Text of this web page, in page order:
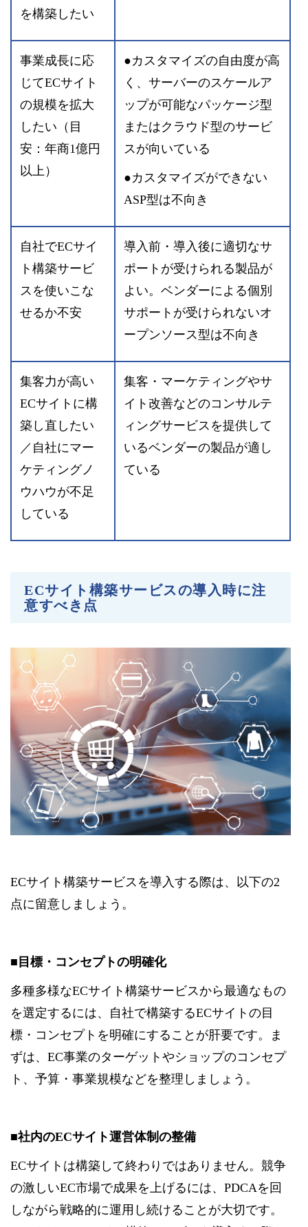
を構築したい
事業成長に応
じてECサイト
の規模を拡大
したい（目
安：年商1億円
以上）
●カスタマイズの自由度が高
く、サーバーのスケールア
ップが可能なパッケージ型
またはクラウド型のサービ
スが向いている
●カスタマイズができない
ASP型は不向き
自社でECサイ
ト構築サービ
スを使いこな
せるか不安
導入前・導入後に適切なサ
ポートが受けられる製品が
よい。ベンダーによる個別
サポートが受けられないオ
ープンソース型は不向き
集客力が高い
ECサイトに構
築し直したい
／自社にマー
ケティングノ
ウハウが不足
している
集客・マーケティングやサ
イト改善などのコンサルテ
ィングサービスを提供して
いるベンダーの製品が適し
ている
ECサイト構築サービスの導入時に注
意すべき点
ECサイト構築サービスを導入する際は、以下の2
点に留意しましょう。
■目標・コンセプトの明確化
多種多様なECサイト構築サービスから最適なもの
を選定するには、自社で構築するECサイトの目
標・コンセプトを明確にすることが肝要です。ま
ずは、EC事業のターゲットやショップのコンセプ
ト、予算・事業規模などを整理しましょう。
■社内のECサイト運営体制の整備
ECサイトは構築して終わりではありません。競争
の激しいEC市場で成果を上げるには、PDCAを回
しながら戦略的に運用し続けることが大切です。